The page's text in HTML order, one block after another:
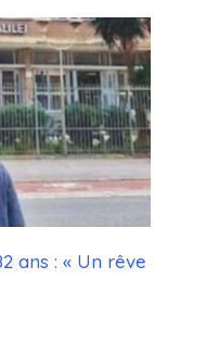
ans : « Un rêve